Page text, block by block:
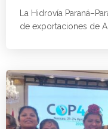
La Hidrovía
de exportaciones de